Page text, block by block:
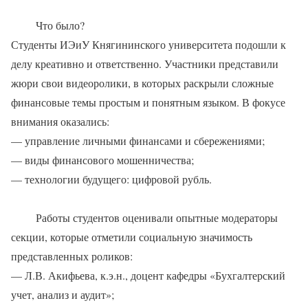
Что было?
Студенты ИЭиУ Княгининского университета подошли к
делу креативно и ответственно. Участники представили
жюри свои видеоролики, в которых раскрыли сложные
финансовые темы простым и понятным языком. В фокусе
внимания оказались:
— управление личными финансами и сбережениями;
— виды финансового мошенничества;
— технологии будущего: цифровой рубль.
Работы студентов оценивали опытные модераторы
секции, которые отметили социальную значимость
представленных роликов:
— Л.В. Акифьева, к.э.н., доцент кафедры «Бухгалтерский
учет, анализ и аудит»;